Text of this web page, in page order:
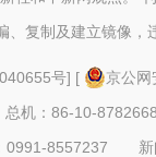
、复制及建立镜像，
号] [
京公
总机：86-10-
0991-8557237